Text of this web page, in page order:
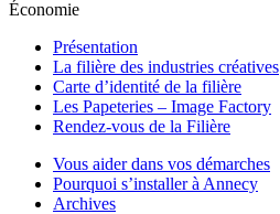
Économie
Présentation
La filière des industries créatives
Carte d’identité de la filière
Les Papeteries – Image Factory
Rendez-vous de la Filière
Vous aider dans vos démarches
Pourquoi s’installer à Annecy
Archives